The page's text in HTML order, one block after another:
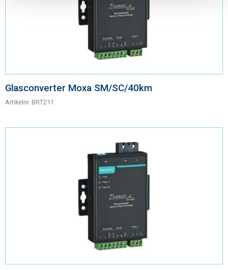
Glasconverter Moxa SM/SC/40km
Artikelnr. BRT211